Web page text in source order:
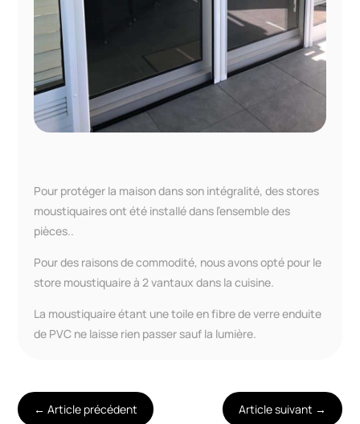
Pour protéger la maison dans son intégralité, des stores
moustiquaires ont été installé dans l’ensemble des
pièces..
Pour des raisons de commodité, nous avons opté pour le
store moustiquaire à 2 vantaux dans la cuisine.
La moustiquaire étant une toile en fibre de verre enduite
de PVC ne laisse rien passer sauf la lumière.
←Article précédent Article suivant →